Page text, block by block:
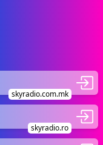
skyradio.com.mk
skyradio.ro